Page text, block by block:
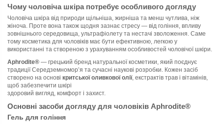
Чому чоловіча шкіра потребує особливого догляду
Чоловіча шкіра від природи щільніша, жирніша та менш чутлива, ніж
жіноча. Проте вона також щодня зазнає стресу — від гоління, впливу
зовнішнього середовища, ультрафіолету та нестачі зволоження. Саме
тому косметика для чоловіків має бути ефективною, легкою у
використанні та створеною з урахуванням особливостей чоловічої шкіри.
Aphrodite® — грецький бренд натуральної косметики, який поєднує
традиції Середземномор’я та сучасні наукові розробки. Кожен засіб
створено на основі критської оливкової олії, екстрактів трав і вітамінів,
щоб забезпечити шкірі
здоровий вигляд, комфорт і захист.
Основні засоби догляду для чоловіків Aphrodite®
Гель для гоління